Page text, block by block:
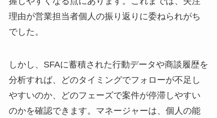
理由が営業担当者個人の振り返りに委ねられがち
でした。
しかし、SFAに蓄積された行動データや商談履歴を
分析すれば、どのタイミングでフォローが不足し
やすいのか、どのフェーズで案件が停滞しやすい
のかを確認できます。マネージャーは、個人の能